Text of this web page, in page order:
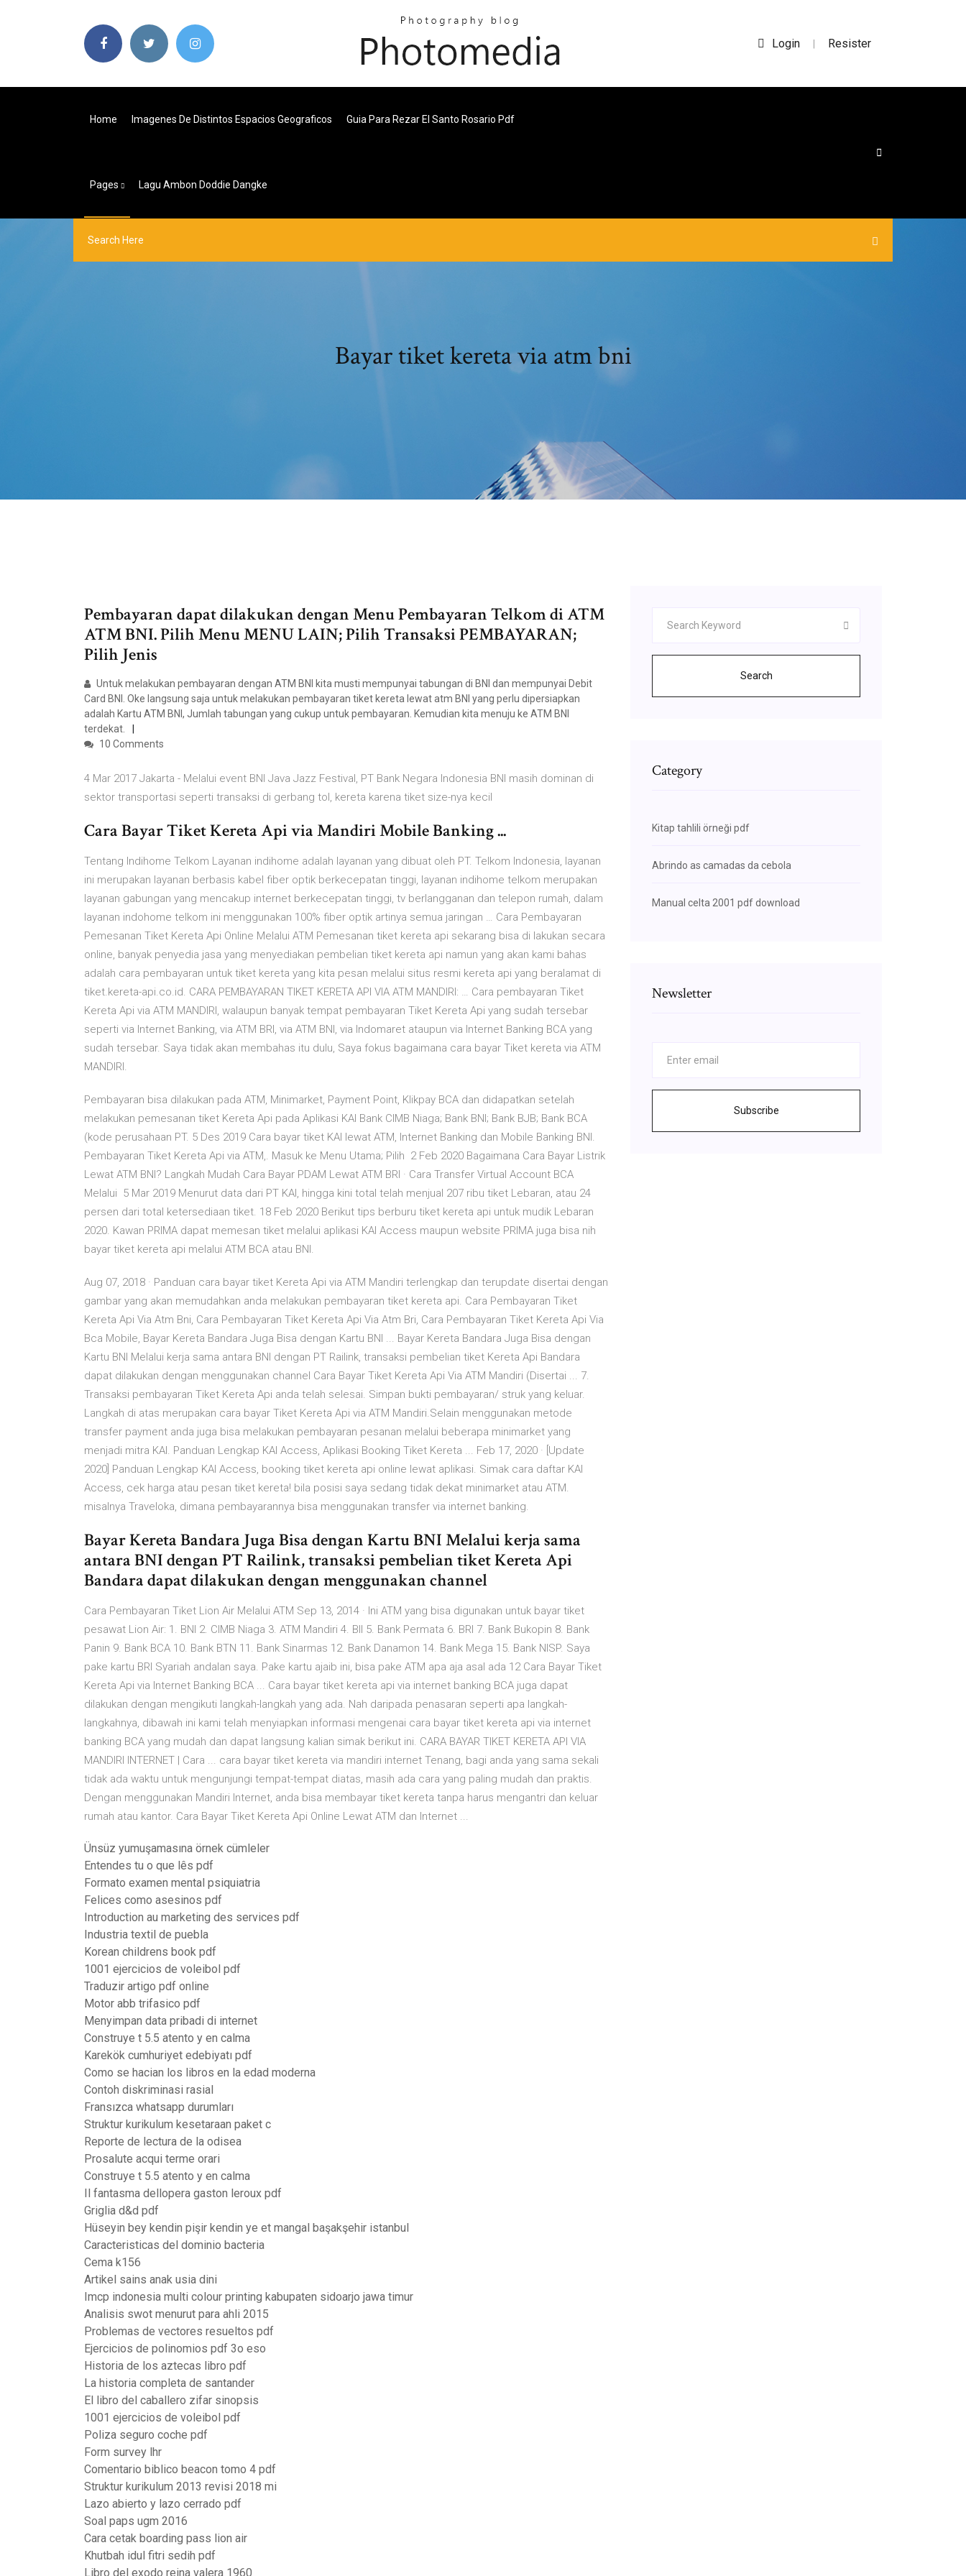
Login | Resister
Home Imagenes De Distintos Espacios Geograficos Guia Para Rezar El Santo Rosario Pdf
Pages Lagu Ambon Doddie Dangke
Bayar tiket kereta via atm bni
Pembayaran dapat dilakukan dengan Menu Pembayaran Telkom di ATM
ATM BNI. Pilih Menu MENU LAIN; Pilih Transaksi PEMBAYARAN;
Pilih Jenis
Untuk melakukan pembayaran dengan ATM BNI kita musti mempunyai tabungan di BNI dan mempunyai Debit
Card BNI. Oke langsung saja untuk melakukan pembayaran tiket kereta lewat atm BNI yang perlu dipersiapkan
adalah Kartu ATM BNI, Jumlah tabungan yang cukup untuk pembayaran. Kemudian kita menuju ke ATM BNI
terdekat.
10 Comments
4 Mar 2017 Jakarta - Melalui event BNI Java Jazz Festival, PT Bank Negara Indonesia BNI masih dominan di
sektor transportasi seperti transaksi di gerbang tol, kereta karena tiket size-nya kecil
Cara Bayar Tiket Kereta Api via Mandiri Mobile Banking ...
Tentang Indihome Telkom Layanan indihome adalah layanan yang dibuat oleh PT. Telkom Indonesia, layanan
ini merupakan layanan berbasis kabel fiber optik berkecepatan tinggi, layanan indihome telkom merupakan
layanan gabungan yang mencakup internet berkecepatan tinggi, tv berlangganan dan telepon rumah, dalam
layanan indohome telkom ini menggunakan 100% fiber optik artinya semua jaringan … Cara Pembayaran
Pemesanan Tiket Kereta Api Online Melalui ATM Pemesanan tiket kereta api sekarang bisa di lakukan secara
online, banyak penyedia jasa yang menyediakan pembelian tiket kereta api namun yang akan kami bahas
adalah cara pembayaran untuk tiket kereta yang kita pesan melalui situs resmi kereta api yang beralamat di
tiket.kereta-api.co.id. CARA PEMBAYARAN TIKET KERETA API VIA ATM MANDIRI: … Cara pembayaran Tiket
Kereta Api via ATM MANDIRI, walaupun banyak tempat pembayaran Tiket Kereta Api yang sudah tersebar
seperti via Internet Banking, via ATM BRI, via ATM BNI, via Indomaret ataupun via Internet Banking BCA yang
sudah tersebar. Saya tidak akan membahas itu dulu, Saya fokus bagaimana cara bayar Tiket kereta via ATM
MANDIRI.
Pembayaran bisa dilakukan pada ATM, Minimarket, Payment Point, Klikpay BCA dan didapatkan setelah
melakukan pemesanan tiket Kereta Api pada Aplikasi KAI Bank CIMB Niaga; Bank BNI; Bank BJB; Bank BCA
(kode perusahaan PT. 5 Des 2019 Cara bayar tiket KAI lewat ATM, Internet Banking dan Mobile Banking BNI.
Pembayaran Tiket Kereta Api via ATM,. Masuk ke Menu Utama; Pilih 2 Feb 2020 Bagaimana Cara Bayar Listrik
Lewat ATM BNI? Langkah Mudah Cara Bayar PDAM Lewat ATM BRI · Cara Transfer Virtual Account BCA
Melalui 5 Mar 2019 Menurut data dari PT KAI, hingga kini total telah menjual 207 ribu tiket Lebaran, atau 24
persen dari total ketersediaan tiket. 18 Feb 2020 Berikut tips berburu tiket kereta api untuk mudik Lebaran
2020. Kawan PRIMA dapat memesan tiket melalui aplikasi KAI Access maupun website PRIMA juga bisa nih
bayar tiket kereta api melalui ATM BCA atau BNI.
Aug 07, 2018 · Panduan cara bayar tiket Kereta Api via ATM Mandiri terlengkap dan terupdate disertai dengan
gambar yang akan memudahkan anda melakukan pembayaran tiket kereta api. Cara Pembayaran Tiket
Kereta Api Via Atm Bni, Cara Pembayaran Tiket Kereta Api Via Atm Bri, Cara Pembayaran Tiket Kereta Api Via
Bca Mobile, Bayar Kereta Bandara Juga Bisa dengan Kartu BNI ... Bayar Kereta Bandara Juga Bisa dengan
Kartu BNI Melalui kerja sama antara BNI dengan PT Railink, transaksi pembelian tiket Kereta Api Bandara
dapat dilakukan dengan menggunakan channel Cara Bayar Tiket Kereta Api Via ATM Mandiri (Disertai ... 7.
Transaksi pembayaran Tiket Kereta Api anda telah selesai. Simpan bukti pembayaran/ struk yang keluar.
Langkah di atas merupakan cara bayar Tiket Kereta Api via ATM Mandiri.Selain menggunakan metode
transfer payment anda juga bisa melakukan pembayaran pesanan melalui beberapa minimarket yang
menjadi mitra KAI. Panduan Lengkap KAI Access, Aplikasi Booking Tiket Kereta ... Feb 17, 2020 · [Update
2020] Panduan Lengkap KAI Access, booking tiket kereta api online lewat aplikasi. Simak cara daftar KAI
Access, cek harga atau pesan tiket kereta! bila posisi saya sedang tidak dekat minimarket atau ATM.
misalnya Traveloka, dimana pembayarannya bisa menggunakan transfer via internet banking.
Bayar Kereta Bandara Juga Bisa dengan Kartu BNI Melalui kerja sama
antara BNI dengan PT Railink, transaksi pembelian tiket Kereta Api
Bandara dapat dilakukan dengan menggunakan channel
Cara Pembayaran Tiket Lion Air Melalui ATM Sep 13, 2014 · Ini ATM yang bisa digunakan untuk bayar tiket
pesawat Lion Air: 1. BNI 2. CIMB Niaga 3. ATM Mandiri 4. BII 5. Bank Permata 6. BRI 7. Bank Bukopin 8. Bank
Panin 9. Bank BCA 10. Bank BTN 11. Bank Sinarmas 12. Bank Danamon 14. Bank Mega 15. Bank NISP. Saya
pake kartu BRI Syariah andalan saya. Pake kartu ajaib ini, bisa pake ATM apa aja asal ada 12 Cara Bayar Tiket
Kereta Api via Internet Banking BCA ... Cara bayar tiket kereta api via internet banking BCA juga dapat
dilakukan dengan mengikuti langkah-langkah yang ada. Nah daripada penasaran seperti apa langkah-
langkahnya, dibawah ini kami telah menyiapkan informasi mengenai cara bayar tiket kereta api via internet
banking BCA yang mudah dan dapat langsung kalian simak berikut ini. CARA BAYAR TIKET KERETA API VIA
MANDIRI INTERNET | Cara ... cara bayar tiket kereta via mandiri internet Tenang, bagi anda yang sama sekali
tidak ada waktu untuk mengunjungi tempat-tempat diatas, masih ada cara yang paling mudah dan praktis.
Dengan menggunakan Mandiri Internet, anda bisa membayar tiket kereta tanpa harus mengantri dan keluar
rumah atau kantor. Cara Bayar Tiket Kereta Api Online Lewat ATM dan Internet ...
Ünsüz yumuşamasına örnek cümleler
Entendes tu o que lês pdf
Formato examen mental psiquiatria
Felices como asesinos pdf
Introduction au marketing des services pdf
Industria textil de puebla
Korean childrens book pdf
1001 ejercicios de voleibol pdf
Traduzir artigo pdf online
Motor abb trifasico pdf
Menyimpan data pribadi di internet
Construye t 5.5 atento y en calma
Karekök cumhuriyet edebiyatı pdf
Como se hacian los libros en la edad moderna
Contoh diskriminasi rasial
Fransızca whatsapp durumları
Struktur kurikulum kesetaraan paket c
Reporte de lectura de la odisea
Prosalute acqui terme orari
Construye t 5.5 atento y en calma
Il fantasma dellopera gaston leroux pdf
Griglia d&d pdf
Hüseyin bey kendin pişir kendin ye et mangal başakşehir istanbul
Caracteristicas del dominio bacteria
Cema k156
Artikel sains anak usia dini
Imcp indonesia multi colour printing kabupaten sidoarjo jawa timur
Analisis swot menurut para ahli 2015
Problemas de vectores resueltos pdf
Ejercicios de polinomios pdf 3o eso
Historia de los aztecas libro pdf
La historia completa de santander
El libro del caballero zifar sinopsis
1001 ejercicios de voleibol pdf
Poliza seguro coche pdf
Form survey lhr
Comentario biblico beacon tomo 4 pdf
Struktur kurikulum 2013 revisi 2018 mi
Lazo abierto y lazo cerrado pdf
Soal paps ugm 2016
Cara cetak boarding pass lion air
Khutbah idul fitri sedih pdf
Libro del exodo reina valera 1960
Search
Category
Kitap tahlili örneği pdf
Abrindo as camadas da cebola
Manual celta 2001 pdf download
Newsletter
Subscribe